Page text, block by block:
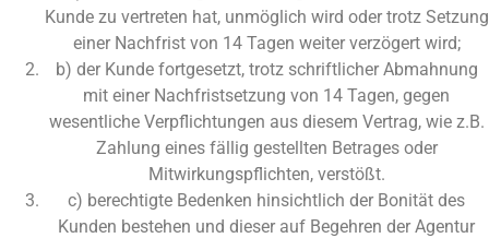
Kunde zu vertreten hat, unmöglich wird oder trotz Setzung
einer Nachfrist von 14 Tagen weiter verzögert wird;
b) der Kunde fortgesetzt, trotz schriftlicher Abmahnung
mit einer Nachfristsetzung von 14 Tagen, gegen
wesentliche Verpflichtungen aus diesem Vertrag, wie z.B.
Zahlung eines fällig gestellten Betrages oder
Mitwirkungspflichten, verstößt.
c) berechtigte Bedenken hinsichtlich der Bonität des
Kunden bestehen und dieser auf Begehren der Agentur